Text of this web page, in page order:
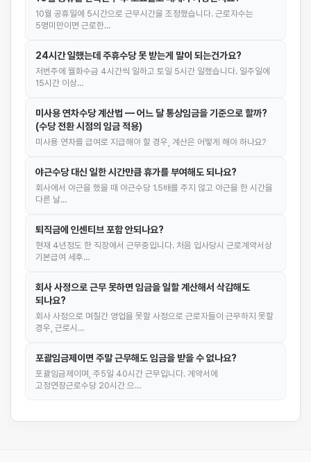
10월 공휴일에 5시간으로 근무시간을 조정했습니다. 근로자수는
5명미만이면 근로한…
24시간 일했는데 주휴수당 못 받는게 말이 되는건가요?
저번주에 월화수금 4시간씩 일하고 토일 5시간 일했습니다. 일주일에
15시간 이상…
미사용 연차수당 계산법 — 어느 달 통상임금을 기준으로 할까?
(수당 전환 시점의 임금 적용)
미사용 연차를 급여로 지급해야 할 경우, 계산은 어떻게 해야 하나요?
야근수당 대신 일한 시간만큼 휴가를 부여해도 되나요?
회사에서 야근을 했을 때 야근수당 1.5배를 주지 않고 야근을 한 시간을
다른 날…
퇴직금에 인센티브 포함 안되나요?
현재 4년정도 한 직장에서 근무중입니다. 처음 입사당시 근로계약서상
기본급여 세후…
회사 사정으로 근무 못하면 임금을 일할 계산해서 삭감해도
되나요?
회사 사정으로 며칠간 영업을 못할 사정으로 근로자들이 근무하지 못할
경우, 근로시…
포괄임금제이면 주말 근무해도 임금을 받을 수 없나요?
포괄임금제이며, 주5일 40시간 근무입니다. 계약서에
고정연장근로수당 20시간 으…